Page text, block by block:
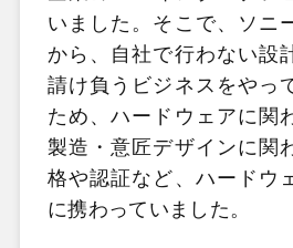
いました。そこで、ソニ
から、自社で行わない設
請け負うビジネスをやっ
ため、ハードウェアに関
製造・意匠デザインに関
格や認証など、ハードウ
に携わっていました。